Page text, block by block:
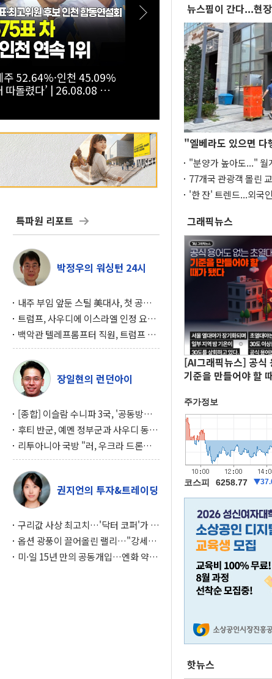
민석에 “사과 먼저”…송
거 아냐” | 26.08.08 더
[스팟Live] 환호 속 입장해
‘저격 연설’ 들을 때 후보
더불어민주당 당대표·최고
특파원 리포트
박정우의 워싱턴 24시
내주 부임 앞둔 스틸 美대사, 첫 공개
행사서 "한미동맹 강화 최우선 과제"
트럼프, 사우디에 이스라엘 인정 요
구…원자력 협정 서명 하루 만에 좌초
위기
백악관 텔레프롬프터 직원, 트럼프 연
설 미리 보고 베팅 시장서 10만달러 챙
겨
장일현의 런던아이
[종합] 이슬람 수니파 3국, '공동방위
협정' 체결… 이스라엘·이란 위협에
맞설 자체 억지력 강화
후티 반군, 예멘 정부군과 사우디 동시
공격… 위기 고조되는 또 다른 중동 화
약고
리투아니아 국방 "러, 우크라 드론으
로 나토 회원국 공격 검토… 거짓 깃발
작전"
권지언의 투자&트레이딩
구리값 사상 최고치…'닥터 코퍼'가 말
하는 경기 신호가 달라졌다
옵션 광풍이 끌어올린 랠리…"강세장
이면에 과열 경고등"
미·일 15년 만의 공동개입…엔화 약세
뉴스핌이 간다...현
"엘베라도 있으면
"분양가 높아도..." 월
77개국 관광객 몰린
'한 잔' 트렌드...외국
그래픽뉴스
[AI그래픽뉴스] 공식
기준을 만들어야 할
핫뉴스